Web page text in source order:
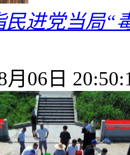
民进党当局“
月06日